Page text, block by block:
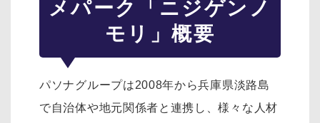
メパーク「ニジゲンノ
モリ」概要
パソナグループは2008年から兵庫県淡路島
で自治体や地元関係者と連携し、様々な人材